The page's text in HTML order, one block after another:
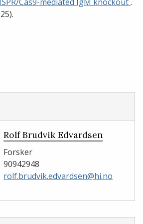
Rolf Brudvik Edvardsen
Forsker
90942948
rolf.brudvik.edvardsen@hi.no